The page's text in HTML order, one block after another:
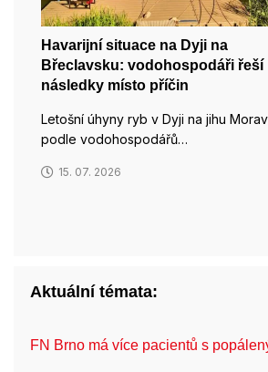
Havarijní situace na Dyji na
Břeclavsku: vodohospodáři řeší
následky místo příčin
Letošní úhyny ryb v Dyji na jihu
podle vodohospodářů…
15. 07. 2026
Aktuální témata:
FN Brno má více pacientů s